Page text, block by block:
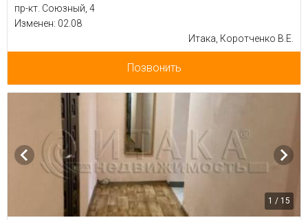
пр-кт. Союзный, 4
Изменен: 02.08
Итака, Коротченко В.Е.
Позвонить
1 / 15